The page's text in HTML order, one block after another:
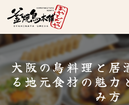
大阪の鳥料理と居
る地元食材の魅力
み方